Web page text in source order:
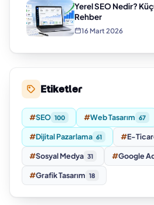
Yerel SEO Nedir?
Rehber
16 Mart 2026
Etiketler
#SEO 100 #Web Tasarım 67
#Dijital Pazarlama 61 #E-
#Sosyal Medya 31 #Google
#Grafik Tasarım 18